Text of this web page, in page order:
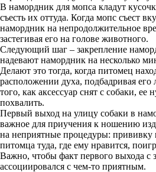
В намордник для мопса кладут
съесть их оттуда. Когда мопс съест
намордник на непродолжительное
застегивая его на голове животного.
Следующий шаг – закрепление
надевают намордник на несколько
Делают это тогда, когда питомец
расположении духа, подбадривая
того, как аксессуар снят с собаки, ее
похвалить.
Первый выход на улицу собаки в
важное для приучения к ношению
на неприятные процедуры: прививку
питомца туда, где ему нравится,
Важно, чтобы факт первого выхода с
ассоциировался с чем-то приятным.